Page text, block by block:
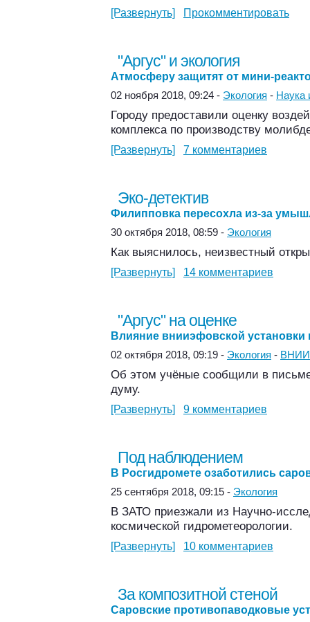
[Развернуть] Прокомментировать
"Аргус" и экология
Атмосферу защитят от мини-
02 ноября 2018, 09:24 - Экология - Наука
Городу предоставили оценку
комплекса по производству
[Развернуть] 7 комментариев
Эко-детектив
Филипповка пересохла из-за
30 октября 2018, 08:59 - Экология
Как выяснилось, неизвестный
[Развернуть] 14 комментариев
"Аргус" на оценке
Влияние внииэфовской установки
02 октября 2018, 09:19 - Экология -
Об этом учёные сообщили в
думу.
[Развернуть] 9 комментариев
Под наблюдением
В Росгидромете озаботились
25 сентября 2018, 09:15 - Экология
В ЗАТО приезжали из Научно-
космической гидрометеорологии.
[Развернуть] 10 комментариев
За композитной стеной
Саровские противопаводковые